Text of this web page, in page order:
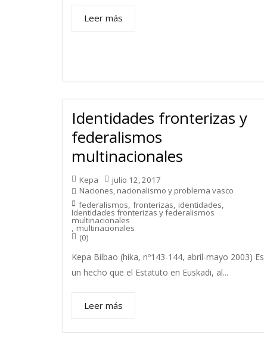
Leer más
Identidades fronterizas y
federalismos
multinacionales
Kepa
julio 12, 2017
Naciones, nacionalismo y problema vasco
federalismos fronterizas identidades
Identidades fronterizas y federalismos
multinacionales
multinacionales
(0)
Kepa Bilbao (hika, nº143-144, abril-mayo 2003) Es
un hecho que el Estatuto en Euskadi, al...
Leer más